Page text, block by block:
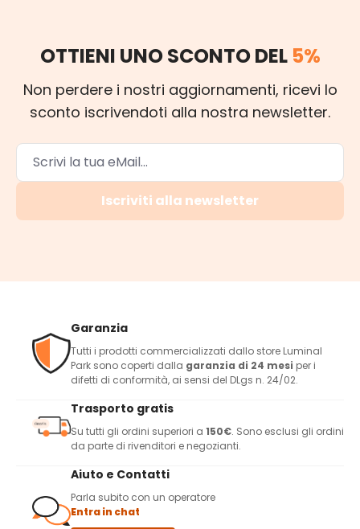
OTTIENI UNO SCONTO DEL 5%
Non perdere i nostri aggiornamenti, ricevi lo
sconto iscrivendoti alla nostra newsletter.
Iscriviti alla newsletter
Garanzia
Tutti i prodotti commercializzati dallo store Luminal
Park sono coperti dalla garanzia di 24 mesi per i
difetti di conformità, ai sensi del DLgs n. 24/02.
Trasporto gratis
Su tutti gli ordini superiori a 150€. Sono esclusi gli ordini
da parte di rivenditori e negozianti.
Aiuto e Contatti
Parla subito con un operatore
Entra in chat